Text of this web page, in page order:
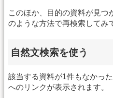
このほか、目的の資料が見つ
のような方法で再検索してみ
自然文検索を使う
該当する資料が1件もなかっ
へのリンクが表示されます。